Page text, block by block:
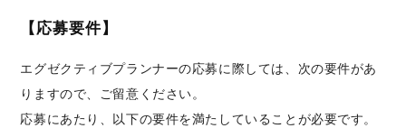
【応募要件】
エグゼクティブプランナーの応募に際しては、次の要件があ
りますので、ご留意ください。
応募にあたり、以下の要件を満たしていることが必要です。